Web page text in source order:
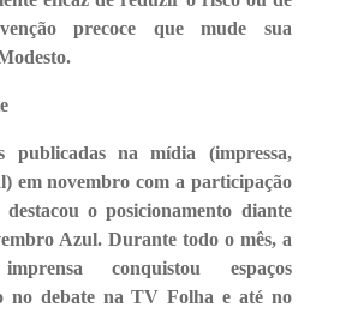
precoce que mude sua
publicadas na mídia (impressa,
em novembro com a participação
o posicionamento diante
Azul. Durante todo o mês, a
conquistou espaços
no debate na TV Folha e até no